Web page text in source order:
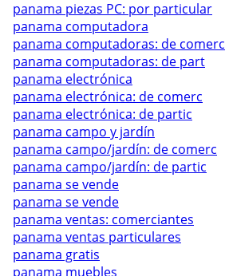
panama piezas PC: por particular
panama computadora
panama computadoras: de comerc
panama computadoras: de part
panama electrónica
panama electrónica: de comerc
panama electrónica: de partic
panama campo y jardín
panama campo/jardín: de comerc
panama campo/jardín: de partic
panama se vende
panama se vende
panama ventas: comerciantes
panama ventas particulares
panama gratis
panama muebles